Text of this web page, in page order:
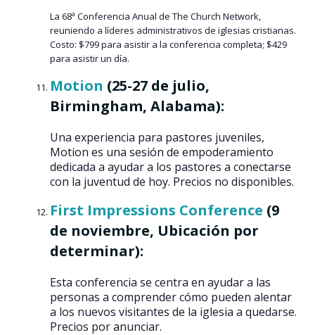
La 68ª Conferencia Anual de The Church Network,
reuniendo a líderes administrativos de iglesias cristianas.
Costo: $799 para asistir a la conferencia completa; $429
para asistir un día.
Motion (25-27 de julio,
Birmingham, Alabama):
Una experiencia para pastores juveniles,
Motion es una sesión de empoderamiento
dedicada a ayudar a los pastores a conectarse
con la juventud de hoy. Precios no disponibles​​​​.
First Impressions Conference (9
de noviembre, Ubicación por
determinar):
Esta conferencia se centra en ayudar a las
personas a comprender cómo pueden alentar
a los nuevos visitantes de la iglesia a quedarse.
Precios por anunciar.